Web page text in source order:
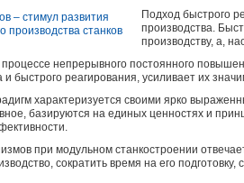
Подход быстрого
производства.
производству, а,
процессе непрерывного постоянного
и быстрого реагирования, усиливает их
характеризуется своими ярко
базируются на единых ценностях и
при модульном станкостроении
сократить время на его